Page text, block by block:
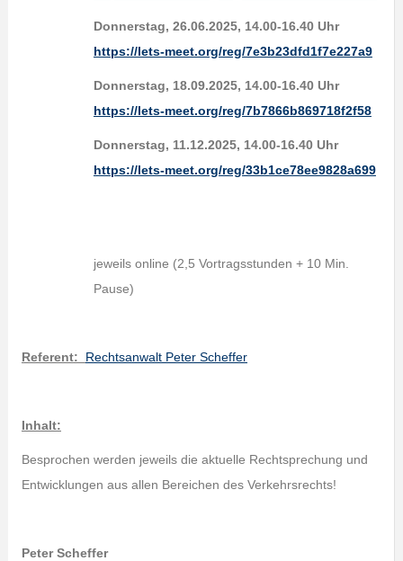
Donnerstag, 26.06.2025, 14.00-16.40 Uhr
https://lets-meet.org/reg/7e3b23dfd1f7e227a9
Donnerstag, 18.09.2025, 14.00-16.40 Uhr
https://lets-meet.org/reg/7b7866b869718f2f58
Donnerstag, 11.12.2025, 14.00-16.40 Uhr
https://lets-meet.org/reg/33b1ce78ee9828a699
jeweils online (2,5 Vortragsstunden + 10 Min.
Pause)
Referent: Rechtsanwalt Peter Scheffer
Inhalt:
Besprochen werden jeweils die aktuelle Rechtsprechung und
Entwicklungen aus allen Bereichen des Verkehrsrechts!
Peter Scheffer